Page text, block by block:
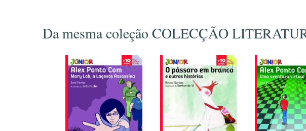
Da mesma coleção COLECÇÃO